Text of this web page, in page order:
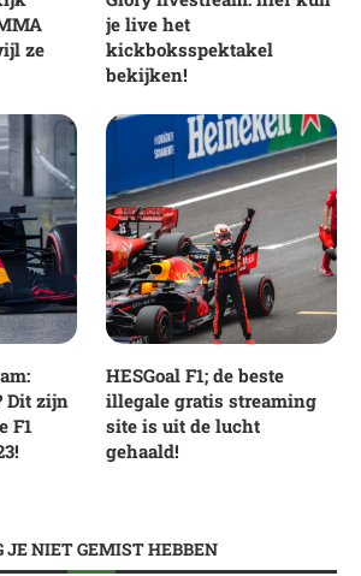
ze
je live het
kickboksspektakel
bekijken!
Dit zijn
F1
HESGoal F1; de beste
illegale gratis streaming
site is uit de lucht
gehaald!
JE NIET GEMIST HEBBEN